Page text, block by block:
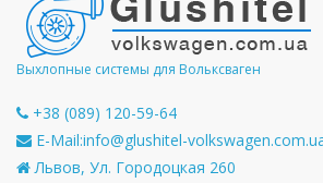
Выхлопные системы для Вольксваген
+38 (089) 120-59-64
E-Mail:info@glushitel-
Львов, Ул. Городоцкая 260